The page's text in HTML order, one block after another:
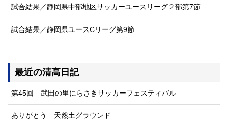
試合結果／静岡県中部地区サッカーユースリーグ２部第7節
試合結果／静岡県ユースCリーグ第9節
最近の清高日記
第45回 武田の里にらさきサッカーフェスティバル
ありがとう 天然土グラウンド